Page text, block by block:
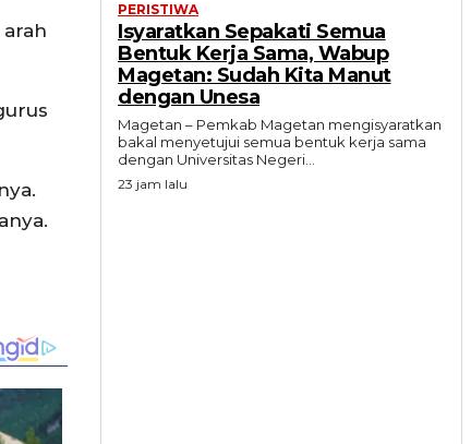
PERISTIWA
Isyaratkan Sepakati Semua
Bentuk Kerja Sama, Wabup
Magetan: Sudah Kita Manut
dengan Unesa
Magetan – Pemkab Magetan mengisyaratkan
bakal menyetujui semua bentuk kerja sama
dengan Universitas Negeri...
23 jam lalu